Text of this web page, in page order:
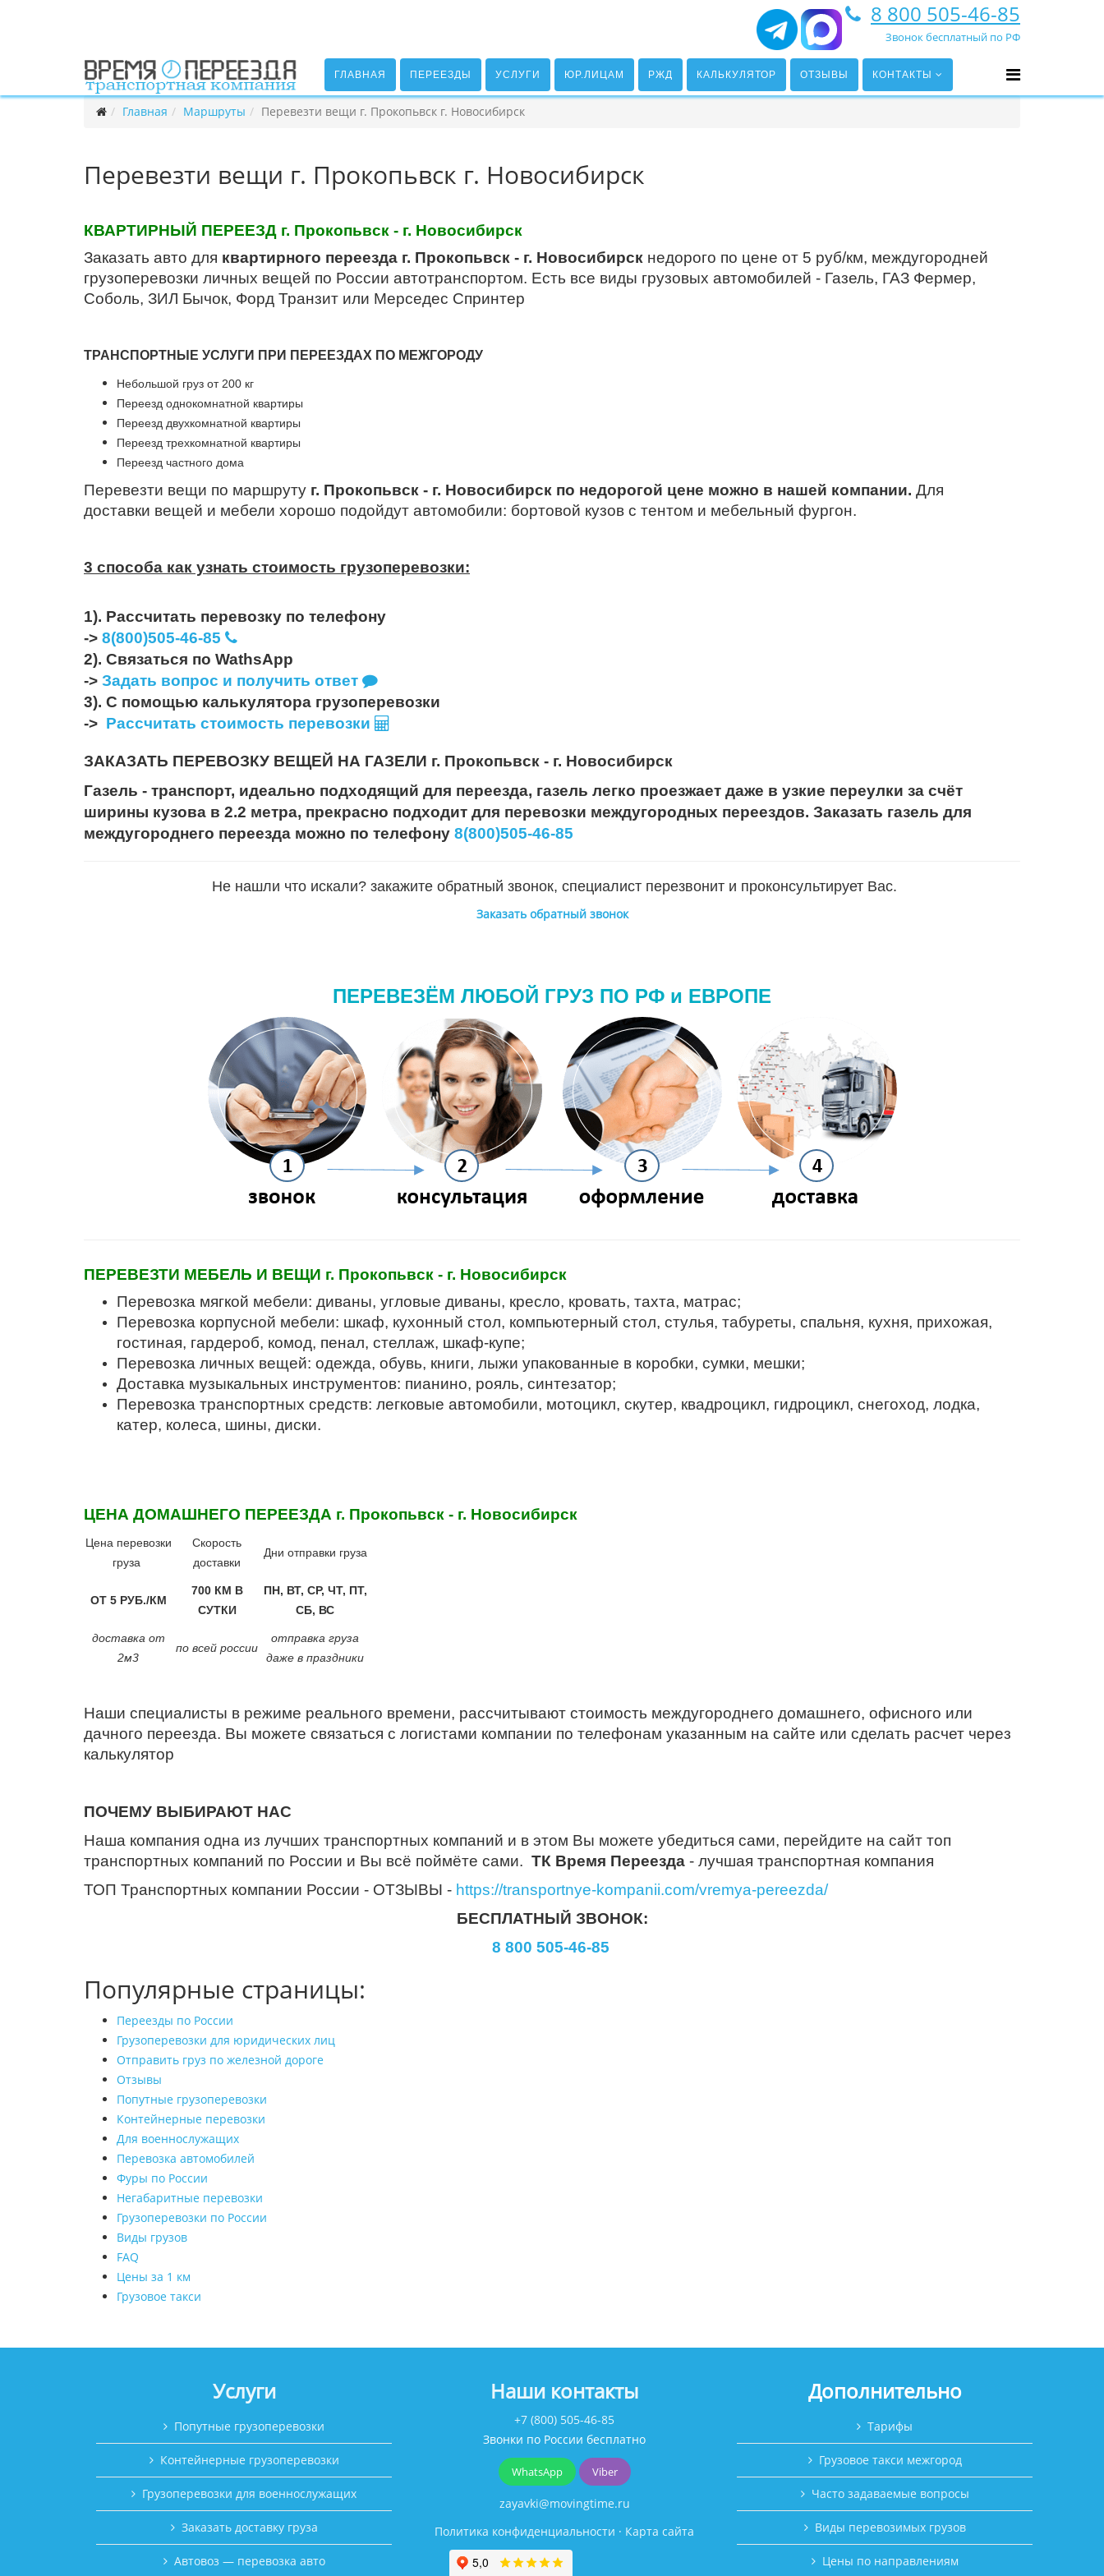
8 800 505-46-85
Звонок бесплатный по РФ
ГЛАВНАЯ ПЕРЕЕЗДЫ УСЛУГИ ЮР.ЛИЦАМ РЖД КАЛЬКУЛЯТОР ОТЗЫВЫ КОНТАКТЫ
Главная Маршруты Перевезти вещи г. Прокопьвск г. Новосибирск
Перевезти вещи г. Прокопьвск г. Новосибирск
КВАРТИРНЫЙ ПЕРЕЕЗД г. Прокопьвск - г. Новосибирск
Заказать авто для квартирного переезда г. Прокопьвск - г. Новосибирск недорого по цене от 5 руб/км, междугородней
грузоперевозки личных вещей по России автотранспортом. Есть все виды грузовых автомобилей - Газель, ГАЗ Фермер,
Соболь, ЗИЛ Бычок, Форд Транзит или Мерседес Спринтер
ТРАНСПОРТНЫЕ УСЛУГИ ПРИ ПЕРЕЕЗДАХ ПО МЕЖГОРОДУ
Небольшой груз от 200 кг
Переезд однокомнатной квартиры
Переезд двухкомнатной квартиры
Переезд трехкомнатной квартиры
Переезд частного дома
Перевезти вещи по маршруту г. Прокопьвск - г. Новосибирск по недорогой цене можно в нашей компании. Для
доставки вещей и мебели хорошо подойдут автомобили: бортовой кузов с тентом и мебельный фургон.
3 способа как узнать стоимость грузоперевозки:
1). Рассчитать перевозку по телефону
-> 8(800)505-46-85
2). Связаться по WathsApp
-> Задать вопрос и получить ответ
3). С помощью калькулятора грузоперевозки
-> Рассчитать стоимость перевозки
ЗАКАЗАТЬ ПЕРЕВОЗКУ ВЕЩЕЙ НА ГАЗЕЛИ г. Прокопьвск - г. Новосибирск
Газель - транспорт, идеально подходящий для переезда, газель легко проезжает даже в узкие переулки за счёт
ширины кузова в 2.2 метра, прекрасно подходит для перевозки междугородных переездов. Заказать газель для
междугороднего переезда можно по телефону 8(800)505-46-85
Не нашли что искали? закажите обратный звонок, специалист перезвонит и проконсультирует Вас.
Заказать обратный звонок
ПЕРЕВЕЗЁМ ЛЮБОЙ ГРУЗ ПО РФ и ЕВРОПЕ
ПЕРЕВЕЗТИ МЕБЕЛЬ И ВЕЩИ г. Прокопьвск - г. Новосибирск
Перевозка мягкой мебели: диваны, угловые диваны, кресло, кровать, тахта, матрас;
Перевозка корпусной мебели: шкаф, кухонный стол, компьютерный стол, стулья, табуреты, спальня, кухня, прихожая,
гостиная, гардероб, комод, пенал, стеллаж, шкаф-купе;
Перевозка личных вещей: одежда, обувь, книги, лыжи упакованные в коробки, сумки, мешки;
Доставка музыкальных инструментов: пианино, рояль, синтезатор;
Перевозка транспортных средств: легковые автомобили, мотоцикл, скутер, квадроцикл, гидроцикл, снегоход, лодка,
катер, колеса, шины, диски.
ЦЕНА ДОМАШНЕГО ПЕРЕЕЗДА г. Прокопьвск - г. Новосибирск
Цена перевозки
груза
Скорость
доставки
Дни отправки груза
ОТ 5 РУБ./КМ
700 КМ В
СУТКИ
ПН, ВТ, СР, ЧТ, ПТ,
СБ, ВС
доставка от
2м3
по всей россии
отправка груза
даже в праздники
Наши специалисты в режиме реального времени, рассчитывают стоимость междугороднего домашнего, офисного или
дачного переезда. Вы можете связаться с логистами компании по телефонам указанным на сайте или сделать расчет через
калькулятор
ПОЧЕМУ ВЫБИРАЮТ НАС
Наша компания одна из лучших транспортных компаний и в этом Вы можете убедиться сами, перейдите на сайт топ
транспортных компаний по России и Вы всё поймёте сами. ТК Время Переезда - лучшая транспортная компания
ТОП Транспортных компании России - ОТЗЫВЫ - https://transportnye-kompanii.com/vremya-pereezda/
БЕСПЛАТНЫЙ ЗВОНОК:
8 800 505-46-85
Популярные страницы:
Переезды по России
Грузоперевозки для юридических лиц
Отправить груз по железной дороге
Отзывы
Попутные грузоперевозки
Контейнерные перевозки
Для военнослужащих
Перевозка автомобилей
Фуры по России
Негабаритные перевозки
Грузоперевозки по России
Виды грузов
FAQ
Цены за 1 км
Грузовое такси
Услуги
Попутные грузоперевозки
Контейнерные грузоперевозки
Грузоперевозки для военнослужащих
Заказать доставку груза
Автовоз — перевозка авто
Наши контакты
+7 (800) 505-46-85
Звонки по России бесплатно
WhatsApp Viber
zayavki@movingtime.ru
Политика конфиденциальности · Карта сайта
Дополнительно
Тарифы
Грузовое такси межгород
Часто задаваемые вопросы
Виды перевозимых грузов
Цены по направлениям